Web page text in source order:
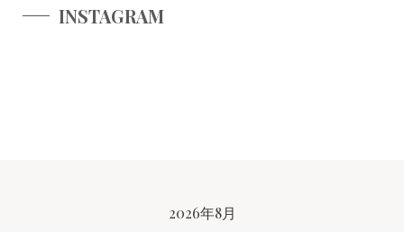
INSTAGRAM
2026年8月